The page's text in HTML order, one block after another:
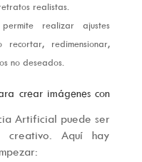
realistas.
realizar ajustes
recortar, redimensionar,
no deseados.
crear imágenes con
Artificial puede ser
creativo. Aquí hay